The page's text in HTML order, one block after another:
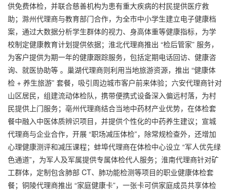
供免费体检，并联合慈善机构为患有重大疾病的村民提供医疗救
助；滁州代理商与教育部门合作，为全市中小学生建立电子健康档
案，通过大数据分析学生群体的视力、身高体重等健康指标，为学
校制定健康教育计划提供依据；淮北代理商推出 “检后管家” 服务，
为客户提供为期一年的健康跟踪服务，包括定期电话回访、健康咨
询、就医协助等 。巢湖代理商则利用当地旅游资源，推出 “健康体
检 + 养生旅游” 套餐，吸引周边城市客户前来体验；六安代理商针对
山区居民，组建流动体检队，携带便携式设备深入偏远村落，为村
民提供上门服务；亳州代理商结合当地中药材产业优势，在体检套
餐中融入中医体质辨识项目，并提供个性化的中药养生建议；宣城
代理商与企业合作，开展 “职场减压体检”，除常规检查外，还增加
心理健康测评和减压课程；蚌埠代理商在体检中心设立 “军人优先绿
色通道”，为军人及军属提供专属体检代人服务；淮南代理商针对矿
工群体，定制包含肺部 CT、肺功能检测等项目的职业健康体检套
餐；铜陵代理商推出 “家庭健康卡”，一张卡可供家庭成员共享体检